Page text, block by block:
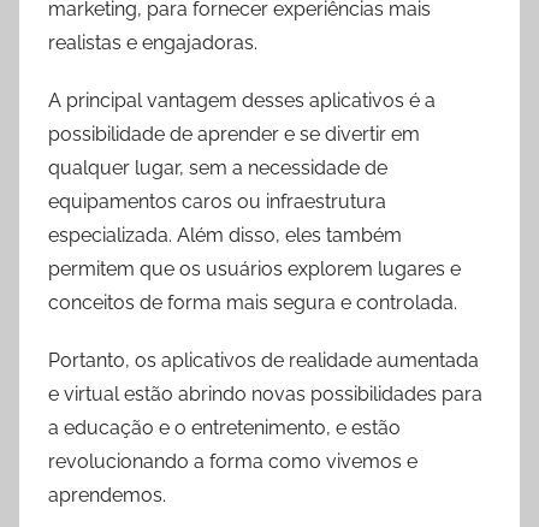
marketing, para fornecer experiências mais
realistas e engajadoras.
A principal vantagem desses aplicativos é a
possibilidade de aprender e se divertir em
qualquer lugar, sem a necessidade de
equipamentos caros ou infraestrutura
especializada. Além disso, eles também
permitem que os usuários explorem lugares e
conceitos de forma mais segura e controlada.
Portanto, os aplicativos de realidade aumentada
e virtual estão abrindo novas possibilidades para
a educação e o entretenimento, e estão
revolucionando a forma como vivemos e
aprendemos.